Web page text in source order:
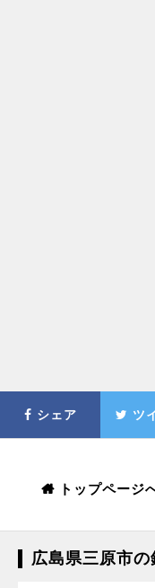
シェア ツ
トップページ
広島県三原市の